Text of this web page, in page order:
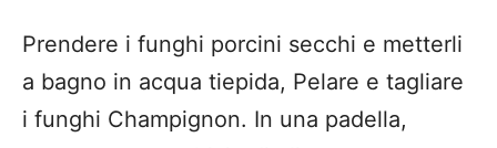
Prendere i funghi porcini secchi e metterli
a bagno in acqua tiepida, Pelare e tagliare
i funghi Champignon. In una padella,